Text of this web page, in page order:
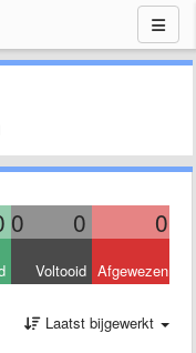
0 0 0
Voltooid Afgewezen
Laatst bijgewerkt